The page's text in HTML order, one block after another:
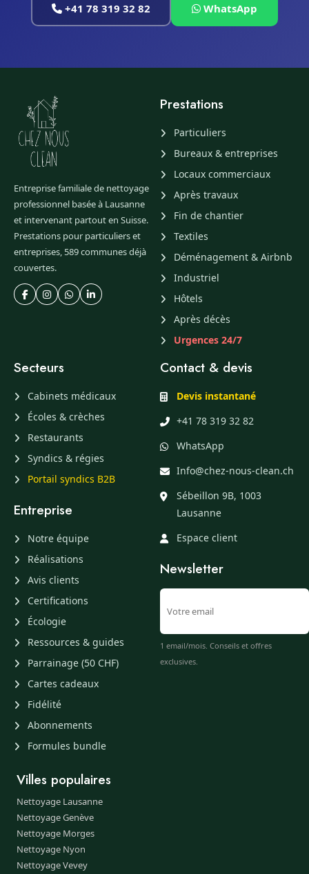
+41 78 319 32 82 WhatsApp
Entreprise familiale de nettoyage
professionnel basée à Lausanne
et intervenant partout en Suisse.
Prestations pour particuliers et
entreprises, 589 communes déjà
couvertes.
Prestations
Particuliers
Bureaux & entreprises
Locaux commerciaux
Après travaux
Fin de chantier
Textiles
Déménagement & Airbnb
Industriel
Hôtels
Après décès
Urgences 24/7
Secteurs
Cabinets médicaux
Écoles & crèches
Restaurants
Syndics & régies
Portail syndics B2B
Entreprise
Notre équipe
Réalisations
Avis clients
Certifications
Écologie
Ressources & guides
Parrainage (50 CHF)
Cartes cadeaux
Fidélité
Abonnements
Formules bundle
Contact & devis
Devis instantané
+41 78 319 32 82
WhatsApp
Info@chez-nous-clean.ch
Sébeillon 9B, 1003
Lausanne
Espace client
Newsletter
1 email/mois. Conseils et offres
exclusives.
Villes populaires
Nettoyage Lausanne
Nettoyage Genève
Nettoyage Morges
Nettoyage Nyon
Nettoyage Vevey